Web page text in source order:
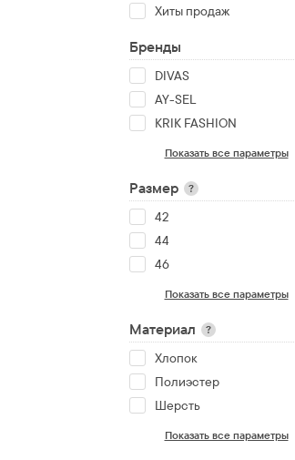
Хиты продаж
Бренды
DIVAS
AY-SEL
KRIK FASHION
Показать все параметры
Размер ?
42
44
46
Показать все параметры
Материал ?
Хлопок
Полиэстер
Шерсть
Показать все параметры